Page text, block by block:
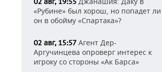
«Рубине» был хорош, но попадет ли
он в обойму «Спартака»?
02 авг, 15:57 Агент Дер-
Аргучинцева опроверг интерес к
игроку со стороны «Ак Барса»